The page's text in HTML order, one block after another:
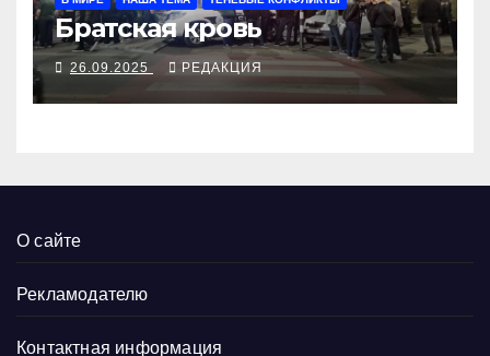
Братская кровь
26.09.2025 РЕДАКЦИЯ
О сайте
Рекламодателю
Контактная информация